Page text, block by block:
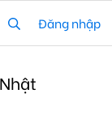
Đăng nhập